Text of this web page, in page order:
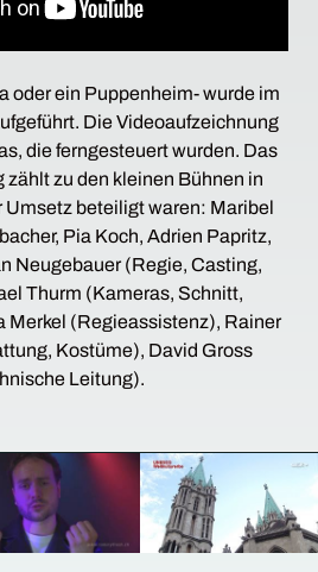
oder ein Puppenheim- wurde im
Die Videoaufzeichnung
die ferngesteuert wurden. Das
zu den kleinen Bühnen in
Umsetz beteiligt waren: Maribel
Pia Koch, Adrien Papritz,
Neugebauer (Regie, Casting,
Thurm (Kameras, Schnitt,
Merkel (Regieassistenz), Rainer
Kostüme), David Gross
Leitung).